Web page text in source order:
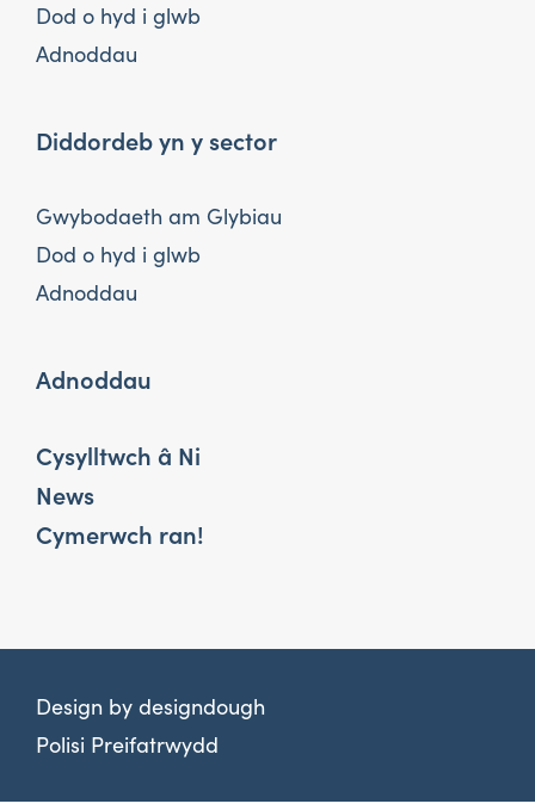
Dod o hyd i glwb
Adnoddau
Diddordeb yn y sector
Gwybodaeth am Glybiau
Dod o hyd i glwb
Adnoddau
Adnoddau
Cysylltwch â Ni
News
Cymerwch ran!
Design by designdough
Polisi Preifatrwydd